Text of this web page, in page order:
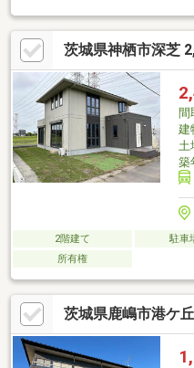
は2台分を確保・2006年築 第
た住環境◆周辺環境・バス停ま
21分・高松中学校まで徒歩31分
島神宮駅まで車で7分◆ご案内
す。お気軽にお問い合わせくだ
茨城県神栖市深芝
間
建
土
築
2階建て 駐車
所有権
茨城県鹿嶋市港ケ